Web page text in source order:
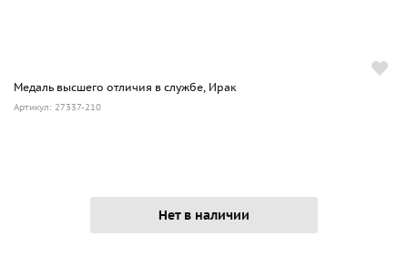
Медаль высшего отличия в службе, Ирак
Артикул: 27337-210
Нет в наличии